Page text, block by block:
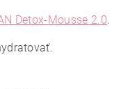
Detox-Mousse 2.0.